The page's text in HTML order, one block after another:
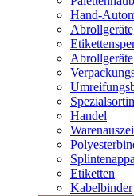
Hand-
Abrollgeräte
Handel
Etiketten
Kabelbinder